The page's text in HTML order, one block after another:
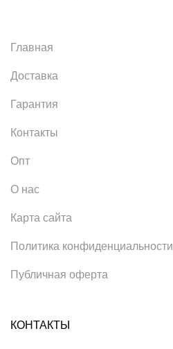
Главная
Доставка
Гарантия
Контакты
Опт
О нас
Карта сайта
Политика конфиденциальности
Публичная оферта
КОНТАКТЫ